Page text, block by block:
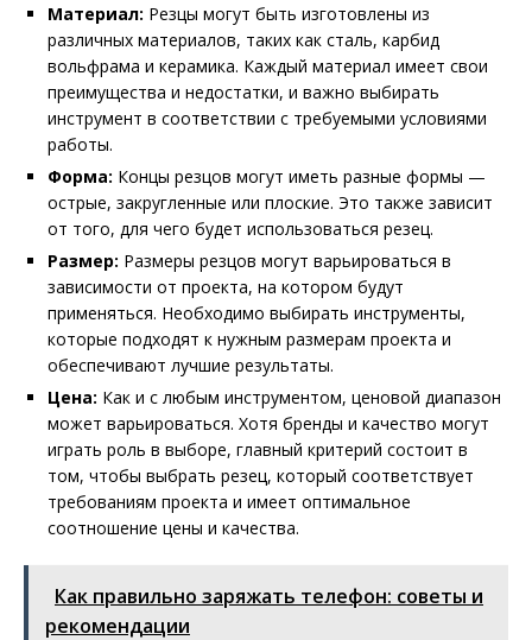
Материал: Резцы могут быть изготовлены из
различных материалов, таких как сталь, карбид
вольфрама и керамика. Каждый материал имеет свои
преимущества и недостатки, и важно выбирать
инструмент в соответствии с требуемыми условиями
работы.
Форма: Концы резцов могут иметь разные формы —
острые, закругленные или плоские. Это также зависит
от того, для чего будет использоваться резец.
Размер: Размеры резцов могут варьироваться в
зависимости от проекта, на котором будут
применяться. Необходимо выбирать инструменты,
которые подходят к нужным размерам проекта и
обеспечивают лучшие результаты.
Цена: Как и с любым инструментом, ценовой диапазон
может варьироваться. Хотя бренды и качество могут
играть роль в выборе, главный критерий состоит в
том, чтобы выбрать резец, который соответствует
требованиям проекта и имеет оптимальное
соотношение цены и качества.
Как правильно заряжать телефон: советы и
рекомендации